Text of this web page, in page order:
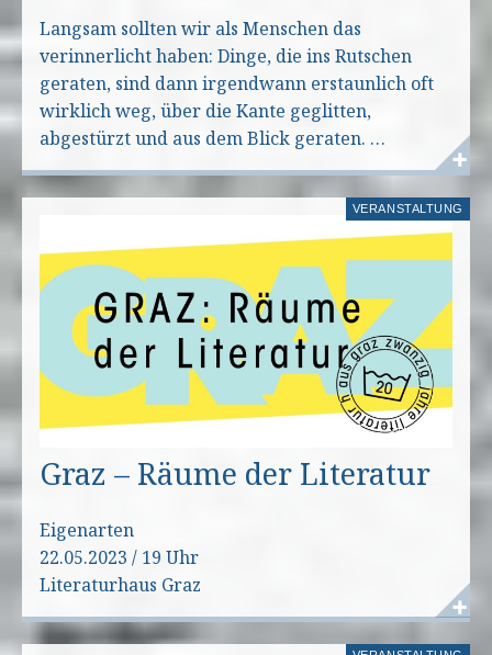
Langsam sollten wir als Menschen das
verinnerlicht haben: Dinge, die ins Rutschen
geraten, sind dann irgendwann erstaunlich oft
wirklich weg, über die Kante geglitten,
abgestürzt und aus dem Blick geraten. …
VERANSTALTUNG
Graz – Räume der Literatur
Eigenarten
22.05.2023 / 19 Uhr
Literaturhaus Graz